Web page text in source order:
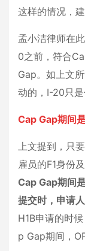
这样的情况，
孟小洁律师在
0之前，符合
Gap。如上文
动的，I-20只是
Cap Gap期间
上文提到，只
雇员的F1身份
Cap Gap期间
提交时，申请
H1B申请的时
p Gap期间，